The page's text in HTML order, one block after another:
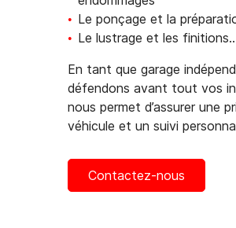
Le ponçage et la
Le lustrage et les
En tant que garage
défendons avant tout vos
nous permet d’assurer une
véhicule et un suivi
Contactez-nous